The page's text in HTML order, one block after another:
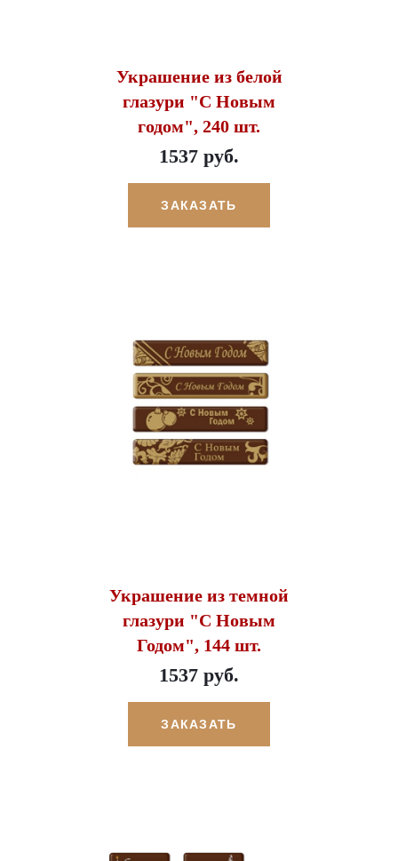
Украшение из белой
глазури "С Новым
годом", 240 шт.
1537 руб.
ЗАКАЗАТЬ
Украшение из темной
глазури "С Новым
Годом", 144 шт.
1537 руб.
ЗАКАЗАТЬ